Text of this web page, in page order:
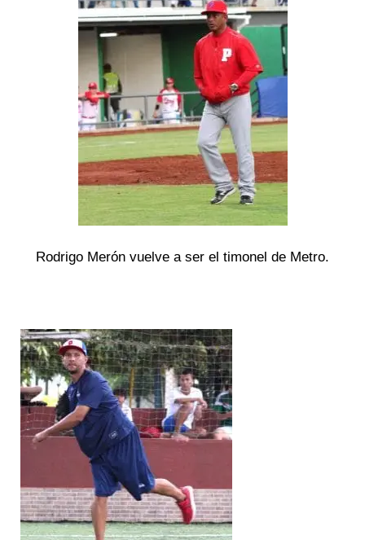
Rodrigo Merón vuelve a ser el timonel de Metro.